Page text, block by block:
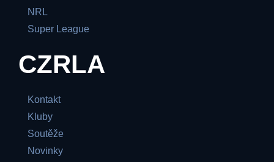
NRL
Super League
CZRLA
Kontakt
Kluby
Soutěže
Novinky